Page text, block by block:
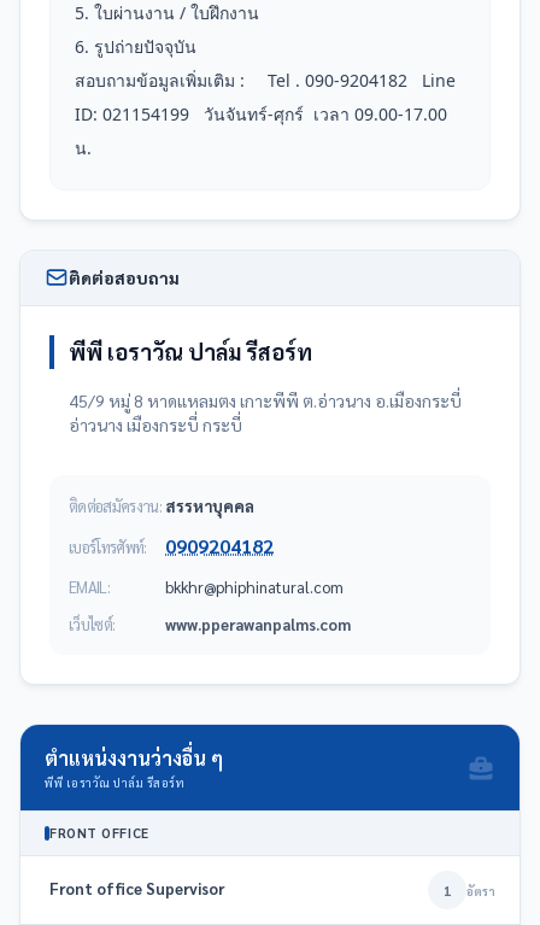
5. ใบผ่านงาน / ใบฝึกงาน
6. รูปถ่ายปัจจุบัน
สอบถามข้อมูลเพิ่มเติม : 	Tel . 090-9204182   Line
ID: 021154199   วันจันทร์-ศุกร์  เวลา 09.00-17.00
น.
ติดต่อสอบถาม
พีพี เอราวัณ ปาล์ม รีสอร์ท
45/9 หมู่ 8 หาดแหลมตง เกาะพีพี ต.อ่าวนาง อ.เมืองกระบี่
อ่าวนาง เมืองกระบี่ กระบี่
ติดต่อสมัครงาน: สรรหาบุคคล
เบอร์โทรศัพท์:
0909204182
EMAIL:
moc.larutanihpihp@rhkkb
เว็บไซต์:
www.pperawanpalms.com
ตำแหน่งงานว่างอื่น ๆ
พีพี เอราวัณ ปาล์ม รีสอร์ท
FRONT OFFICE
Front office Supervisor 1 อัตรา